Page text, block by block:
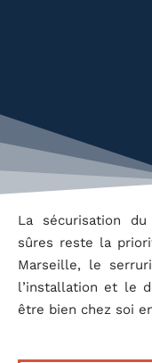
La sécurisation
sûres reste la
Marseille, le
l’installation et le
être bien chez soi